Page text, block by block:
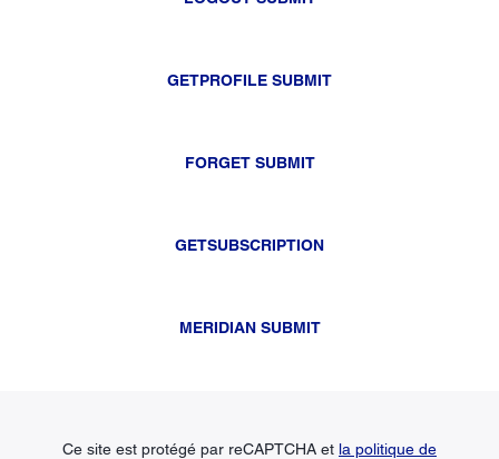
GETPROFILE SUBMIT
FORGET SUBMIT
GETSUBSCRIPTION
MERIDIAN SUBMIT
Ce site est protégé par reCAPTCHA et la politique de